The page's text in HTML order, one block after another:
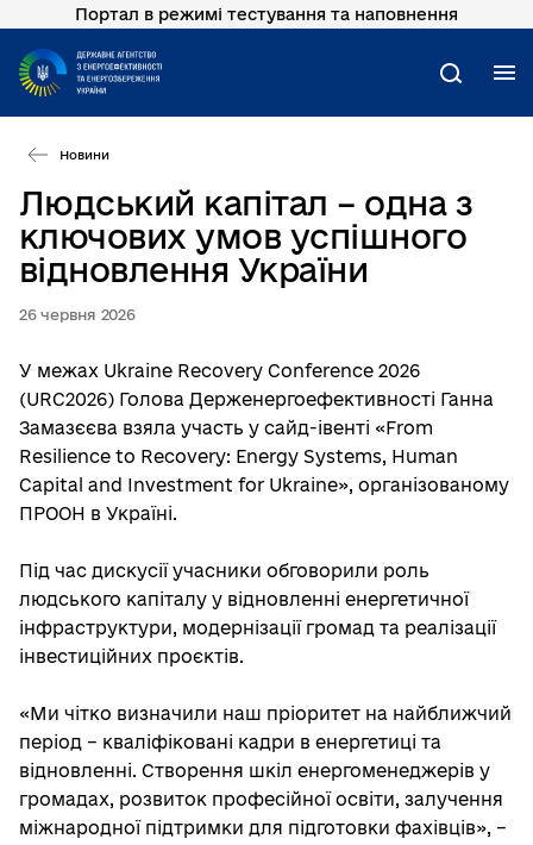
Перейти
основного
вмісту
Портал в режимі тестування та наповнення
Пошук
Новини
Людський капітал – одна з
ключових умов успішного
відновлення України
26 червня 2026
У межах Ukraine Recovery Conference 2026
(URC2026) Голова Держенергоефективності Ганна
Замазєєва взяла участь у сайд-івенті «From
Resilience to Recovery: Energy Systems, Human
Capital and Investment for Ukraine», організованому
ПРООН в Україні.
Під час дискусії учасники обговорили роль
людського капіталу у відновленні енергетичної
інфраструктури, модернізації громад та реалізації
інвестиційних проєктів.
«Ми чітко визначили наш пріоритет на найближчий
період – кваліфіковані кадри в енергетиці та
відновленні. Створення шкіл енергоменеджерів у
громадах, розвиток професійної освіти, залучення
міжнародної підтримки для підготовки фахівців», –